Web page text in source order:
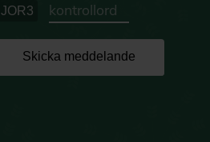
JOR3
Skicka meddelande